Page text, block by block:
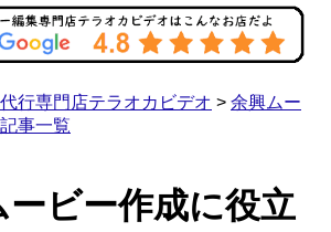
行専門店テラオカビデオ > 余興ムー
事一覧
ービー作成に役立